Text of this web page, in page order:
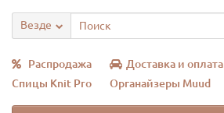
Везде
Распродажа Доставка и оплата
Спицы Knit Pro
Органайзеры Muud